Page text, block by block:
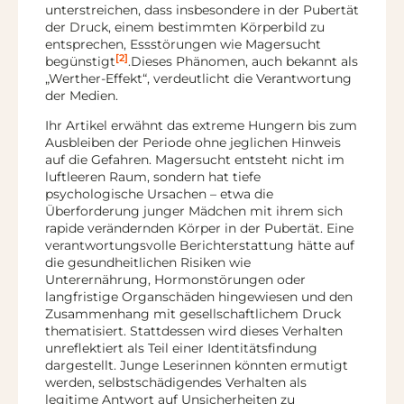
unterstreichen, dass insbesondere in der Pubertät
der Druck, einem bestimmten Körperbild zu
entsprechen, Essstörungen wie Magersucht
begünstigt[2].Dieses Phänomen, auch bekannt als
„Werther-Effekt“, verdeutlicht die Verantwortung
der Medien.
Ihr Artikel erwähnt das extreme Hungern bis zum
Ausbleiben der Periode ohne jeglichen Hinweis
auf die Gefahren. Magersucht entsteht nicht im
luftleeren Raum, sondern hat tiefe
psychologische Ursachen – etwa die
Überforderung junger Mädchen mit ihrem sich
rapide verändernden Körper in der Pubertät. Eine
verantwortungsvolle Berichterstattung hätte auf
die gesundheitlichen Risiken wie
Unterernährung, Hormonstörungen oder
langfristige Organschäden hingewiesen und den
Zusammenhang mit gesellschaftlichem Druck
thematisiert. Stattdessen wird dieses Verhalten
unreflektiert als Teil einer Identitätsfindung
dargestellt. Junge Leserinnen könnten ermutigt
werden, selbstschädigendes Verhalten als
legitime Antwort auf Unsicherheiten zu